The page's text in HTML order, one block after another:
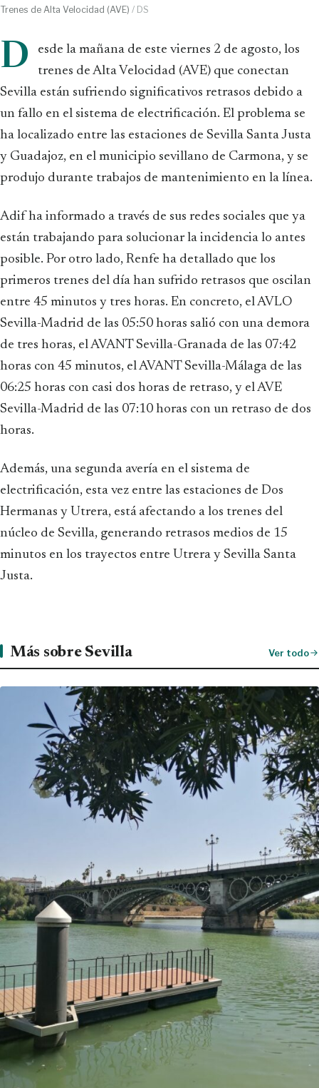
Trenes de Alta Velocidad (AVE) / DS
D
esde la mañana de este viernes 2 de agosto, los
trenes de Alta Velocidad (AVE) que conectan
Sevilla están sufriendo significativos retrasos debido a
un fallo en el sistema de electrificación. El problema se
ha localizado entre las estaciones de Sevilla Santa Justa
y Guadajoz, en el municipio sevillano de Carmona, y se
produjo durante trabajos de mantenimiento en la línea.
Adif ha informado a través de sus redes sociales que ya
están trabajando para solucionar la incidencia lo antes
posible. Por otro lado, Renfe ha detallado que los
primeros trenes del día han sufrido retrasos que oscilan
entre 45 minutos y tres horas. En concreto, el AVLO
Sevilla-Madrid de las 05:50 horas salió con una demora
de tres horas, el AVANT Sevilla-Granada de las 07:42
horas con 45 minutos, el AVANT Sevilla-Málaga de las
06:25 horas con casi dos horas de retraso, y el AVE
Sevilla-Madrid de las 07:10 horas con un retraso de dos
horas.
Además, una segunda avería en el sistema de
electrificación, esta vez entre las estaciones de Dos
Hermanas y Utrera, está afectando a los trenes del
núcleo de Sevilla, generando retrasos medios de 15
minutos en los trayectos entre Utrera y Sevilla Santa
Justa.
Más sobre Sevilla Ver todo